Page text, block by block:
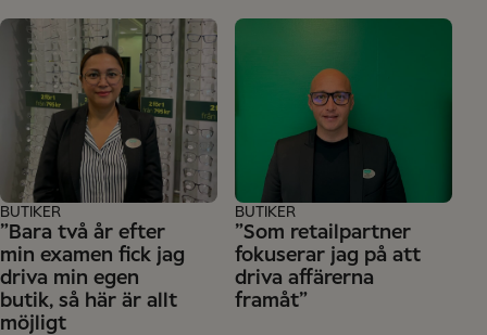
”Bara två år efter
min examen fick jag
driva min egen
butik, så här är allt
möjligt
BUTIKER
”Som retailpartner
fokuserar jag på att
driva affärerna
framåt”
BUTIKER